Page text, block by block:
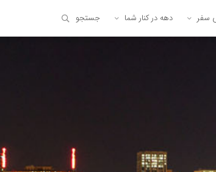
سفر دهه در کنار شما جستجو